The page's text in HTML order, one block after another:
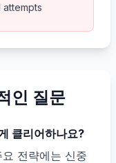
인 질문
클리어하나요?
전략에는 신중